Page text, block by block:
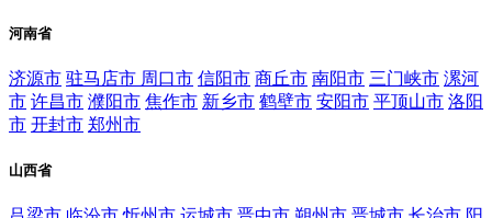
河南省
济源市 驻马店市 周口市 信阳市 商丘市 南阳市 三门峡市 漯河
市 许昌市 濮阳市 焦作市 新乡市 鹤壁市 安阳市 平顶山市 洛阳
市 开封市 郑州市
山西省